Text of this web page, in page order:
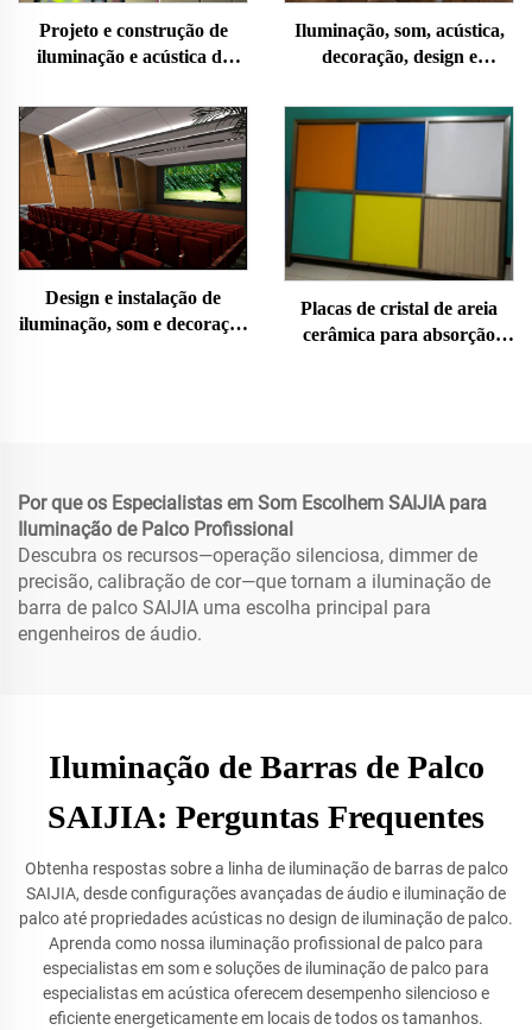
Projeto e construção de
iluminação e acústica de
Iluminação, som, acústica,
decoração, design e
conferência
Design e instalação de
iluminação, som e decoração
Placas de cristal de areia
cerâmica para absorção
Por que os Especialistas em Som Escolhem SAIJIA para
Iluminação de Palco Profissional
Descubra os recursos—operação silenciosa, dimmer de
precisão, calibração de cor—que tornam a iluminação de
barra de palco SAIJIA uma escolha principal para
engenheiros de áudio.
Iluminação de Barras de Palco
SAIJIA: Perguntas Frequentes
Obtenha respostas sobre a linha de iluminação de barras de palco
SAIJIA, desde configurações avançadas de áudio e iluminação de
palco até propriedades acústicas no design de iluminação de palco.
Aprenda como nossa iluminação profissional de palco para
especialistas em som e soluções de iluminação de palco para
especialistas em acústica oferecem desempenho silencioso e
eficiente energeticamente em locais de todos os tamanhos.